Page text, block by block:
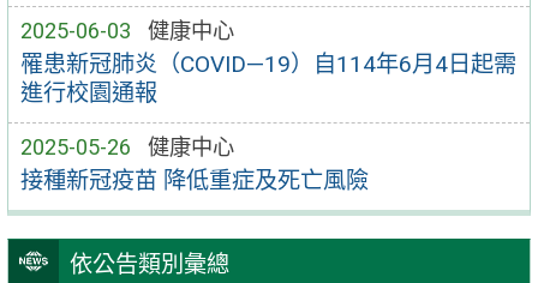
2025-06-03 健康中心
罹患新冠肺炎（COVID—19）自114年6月4日起需
進行校園通報
2025-05-26 健康中心
接種新冠疫苗 降低重症及死亡風險
依公告類別彙總